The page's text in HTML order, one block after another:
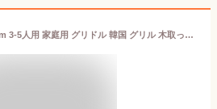
丸型 鉄板 小さめ 30cm 3-5人用 家庭用 グリドル 韓国 グリル 木取っ手 ステーキ 焼肉 プレート 丸型鉄板 グリルパン 軽量 焚火 IH ガスコンロ 直火 炭火 BBQ バーベキュー キャンプ アウトドア 敬老の日